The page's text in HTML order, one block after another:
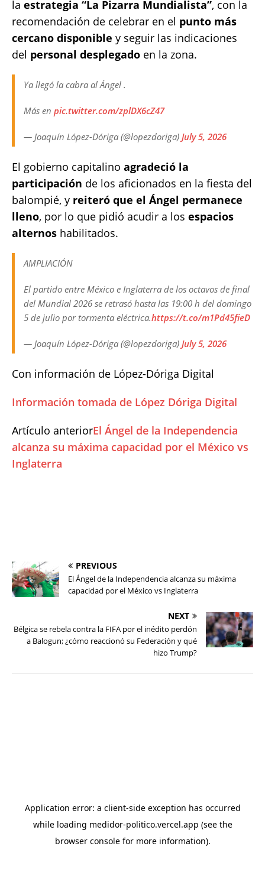
la estrategia “La Pizarra Mundialista”, con la
recomendación de celebrar en el punto más
cercano disponible y seguir las indicaciones
del personal desplegado en la zona.
Ya llegó la cabra al Ángel .
Más en pic.twitter.com/zplDX6cZ47
— Joaquín López-Dóriga (@lopezdoriga) July 5, 2026
El gobierno capitalino agradeció la
participación de los aficionados en la fiesta del
balompié, y reiteró que el Ángel permanece
lleno, por lo que pidió acudir a los espacios
alternos habilitados.
AMPLIACIÓN
El partido entre México e Inglaterra de los octavos de final
del Mundial 2026 se retrasó hasta las 19:00 h del domingo
5 de julio por tormenta eléctrica.https://t.co/m1Pd45fieD
— Joaquín López-Dóriga (@lopezdoriga) July 5, 2026
Con información de López-Dóriga Digital
Información tomada de López Dóriga Digital
Artículo anteriorEl Ángel de la Independencia
alcanza su máxima capacidad por el México vs
Inglaterra
PREVIOUS
El Ángel de la Independencia alcanza su máxima
capacidad por el México vs Inglaterra
NEXT
Bélgica se rebela contra la FIFA por el inédito perdón
a Balogun; ¿cómo reaccionó su Federación y qué
hizo Trump?